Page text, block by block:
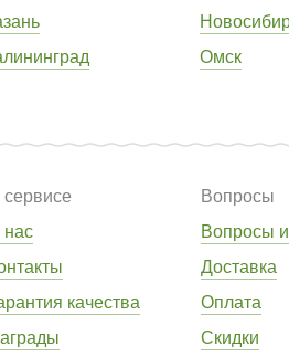
Омск
качества
Вопросы
Вопросы
Доставка
Оплата
Скидки